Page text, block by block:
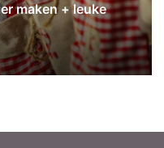
maken + leuke